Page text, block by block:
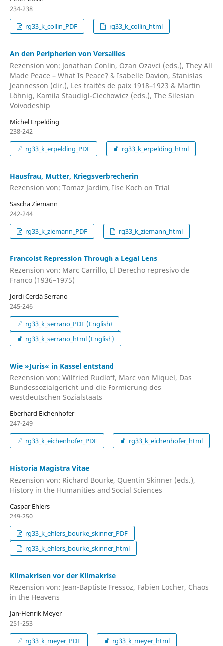
234-238
rg33_k_collin_PDF
rg33_k_collin_html
An den Peripherien von Versailles
Rezension von: Jonathan Conlin, Ozan Ozavci (eds.), They All
Made Peace – What Is Peace? & Isabelle Davion, Stanislas
Jeannesson (dir.), Les traités de paix 1918–1923 & Martin
Löhnig, Kamila Staudigl-Ciechowicz (eds.), The Silesian
Voivodeship
Michel Erpelding
238-242
rg33_k_erpelding_PDF
rg33_k_erpelding_html
Hausfrau, Mutter, Kriegsverbrecherin
Rezension von: Tomaz Jardim, Ilse Koch on Trial
Sascha Ziemann
242-244
rg33_k_ziemann_PDF
rg33_k_ziemann_html
Francoist Repression Through a Legal Lens
Rezension von: Marc Carrillo, El Derecho represivo de
Franco (1936–1975)
Jordi Cerdà Serrano
245-246
rg33_k_serrano_PDF (English)
rg33_k_serrano_html (English)
Wie »Juris« in Kassel entstand
Rezension von: Wilfried Rudloff, Marc von Miquel, Das
Bundessozialgericht und die Formierung des
westdeutschen Sozialstaats
Eberhard Eichenhofer
247-249
rg33_k_eichenhofer_PDF
rg33_k_eichenhofer_html
Historia Magistra Vitae
Rezension von: Richard Bourke, Quentin Skinner (eds.),
History in the Humanities and Social Sciences
Caspar Ehlers
249-250
rg33_k_ehlers_bourke_skinner_PDF
rg33_k_ehlers_bourke_skinner_html
Klimakrisen vor der Klimakrise
Rezension von: Jean-Baptiste Fressoz, Fabien Locher, Chaos
in the Heavens
Jan-Henrik Meyer
251-253
rg33_k_meyer_PDF
rg33_k_meyer_html